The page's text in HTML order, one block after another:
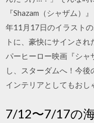
『Shazam（シャザム）
年11月17日のイラスト
トに、豪快にサインさ
パーヒーロー映画『シャ
し、スターダムへ！今
インテリアとしてもおし
7/12〜7/17の